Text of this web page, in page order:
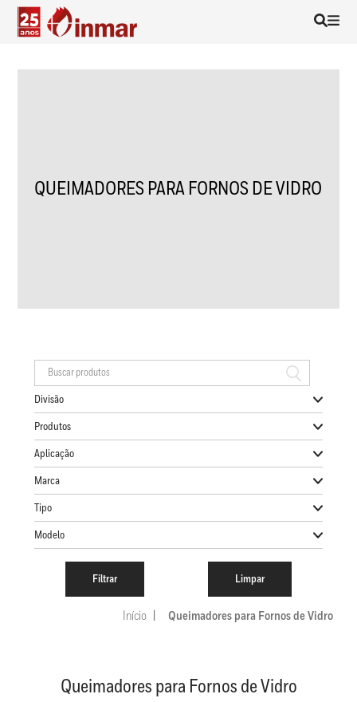
QUEIMADORES PARA FORNOS DE VIDRO
Divisão
Produtos
Aplicação
Marca
Tipo
Modelo
Início Queimadores para Fornos de Vidro
Queimadores para Fornos de Vidro